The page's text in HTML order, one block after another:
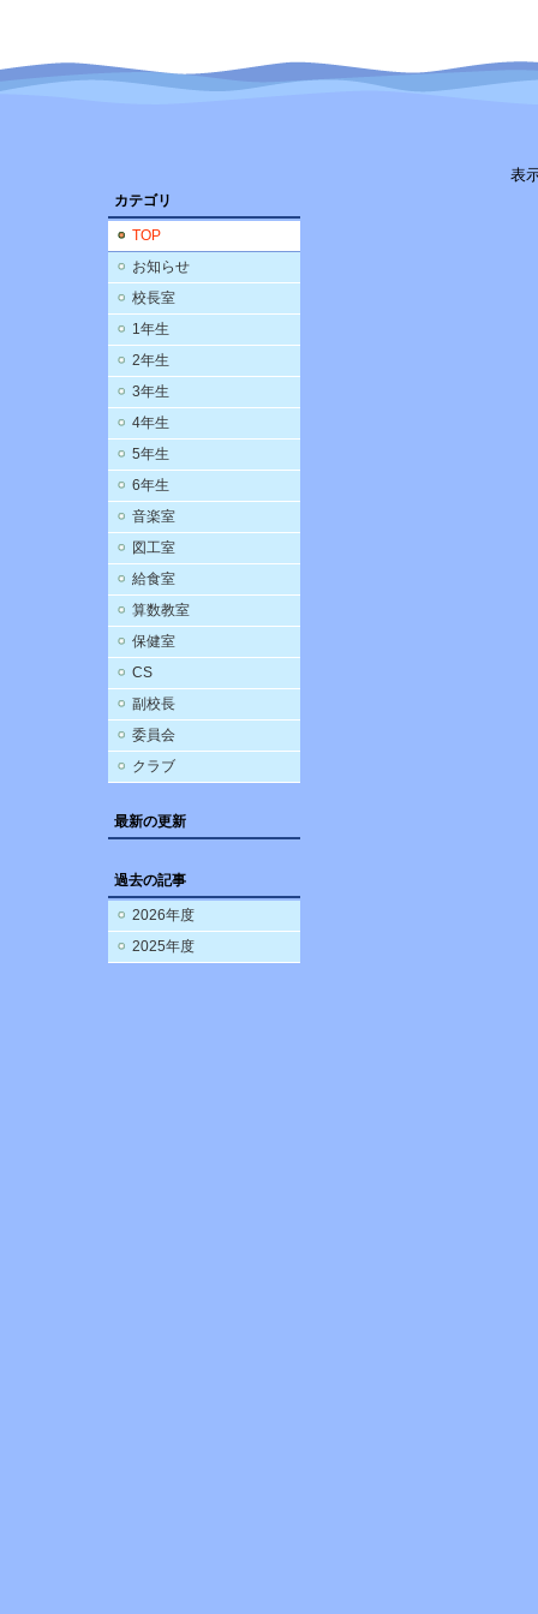
カテゴリ
TOP
お知らせ
校長室
1年生
2年生
3年生
4年生
5年生
6年生
音楽室
図工室
給食室
算数教室
保健室
CS
副校長
委員会
クラブ
最新の更新
過去の記事
2026年度
2025年度
表